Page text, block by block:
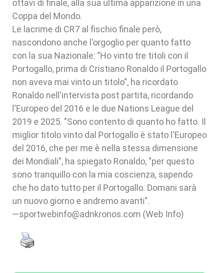
ottavi di finale, alla sua ultima apparizione in una
Coppa del Mondo.
Le lacrime di CR7 al fischio finale però,
nascondono anche l'orgoglio per quanto fatto
con la sua Nazionale: "Ho vinto tre titoli con il
Portogallo, prima di Cristiano Ronaldo il Portogallo
non aveva mai vinto un titolo", ha ricordato
Ronaldo nell'intervista post partita, ricordando
l'Europeo del 2016 e le due Nations League del
2019 e 2025. "Sono contento di quanto ho fatto. Il
miglior titolo vinto dal Portogallo è stato l'Europeo
del 2016, che per me è nella stessa dimensione
dei Mondiali", ha spiegato Ronaldo, "per questo
sono tranquillo con la mia coscienza, sapendo
che ho dato tutto per il Portogallo. Domani sarà
un nuovo giorno e andremo avanti".
—sportwebinfo@adnkronos.com (Web Info)